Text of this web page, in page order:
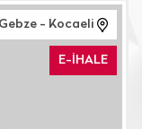
Gebze - Kocaeli
E-İHALE